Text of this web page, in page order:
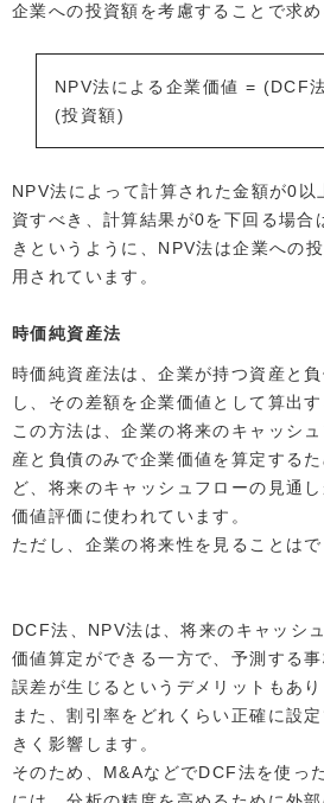
企業への投資額を考慮することで求め
NPV法による企業価値 = (DCF
(投資額)
NPV法によって計算された金額が0以
資すべき、計算結果が0を下回る場合
きというように、NPV法は企業への
用されています。
時価純資産法
時価純資産法は、企業が持つ資産と
し、その差額を企業価値として算出す
この方法は、企業の将来のキャッシ
産と負債のみで企業価値を算定する
ど、将来のキャッシュフローの見通
価値評価に使われています。
ただし、企業の将来性を見ることはで
DCF法、NPV法は、将来のキャッシ
価値算定ができる一方で、予測する
誤差が生じるというデメリットもあり
また、割引率をどれくらい正確に設
きく影響します。
そのため、M&AなどでDCF法を使っ